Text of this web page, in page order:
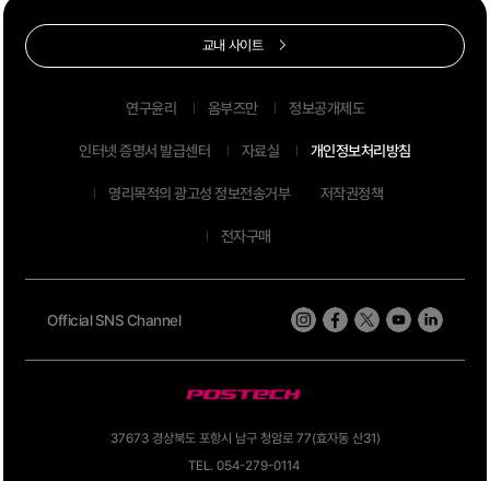
37673 경상북도 포항시 남구 청암로 77(효자동 산31)
TEL. 054-279-0114
Official SNS Channel
연구윤리 옴부즈만 정보공개제도
인터넷 증명서 발급센터 자료실 개인정보처리방침
영리목적의 광고성 정보전송거부 저작권정책
전자구매
교내 사이트